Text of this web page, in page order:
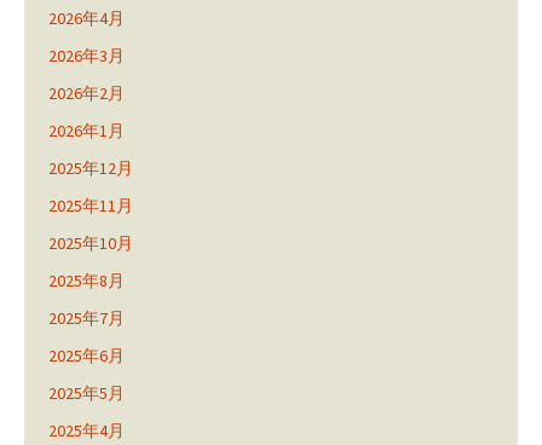
2026年4月
2026年3月
2026年2月
2026年1月
2025年12月
2025年11月
2025年10月
2025年8月
2025年7月
2025年6月
2025年5月
2025年4月